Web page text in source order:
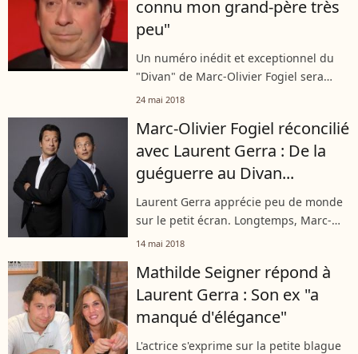
connu mon grand-père très
peu"
Un numéro inédit et exceptionnel du
"Divan" de Marc-Olivier Fogiel sera
diffusé ce vendredi. Dans cet épisode,
Français se montre sous un nouveau...
24 mai 2018
Marc-Olivier Fogiel réconcilié
avec Laurent Gerra : De la
guéguerre au Divan...
Laurent Gerra apprécie peu de monde
sur le petit écran. Longtemps, Marc-
Olivier Fogiel a été l'une de ses bêtes
Divan. Il y a un an, le journaliste...
14 mai 2018
Mathilde Seigner répond à
Laurent Gerra : Son ex "a
manqué d'élégance"
L'actrice s'exprime sur la petite blague